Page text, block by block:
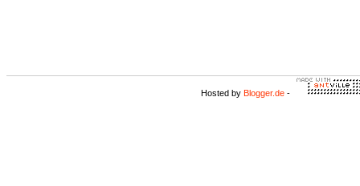
Hosted by Blogger.de -